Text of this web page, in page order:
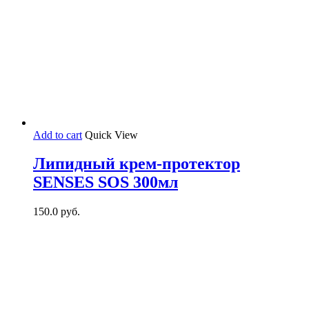
Add to cart Quick View
Липидный крем-протектор
SENSES SOS 300мл
150.0 руб.